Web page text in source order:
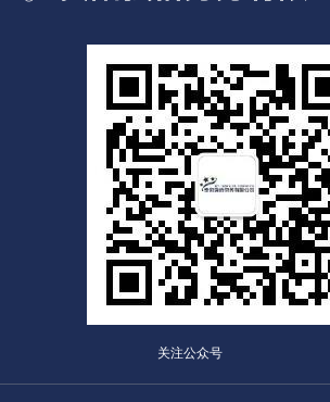
关注公众号